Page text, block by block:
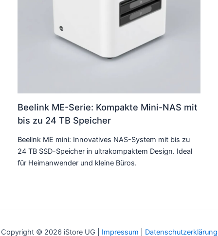
Beelink ME-Serie: Kompakte Mini-NAS mit
bis zu 24 TB Speicher
Beelink ME mini: Innovatives NAS-System mit bis zu
24 TB SSD-Speicher in ultrakompaktem Design. Ideal
für Heimanwender und kleine Büros.
Copyright © 2026 iStore UG | Impressum Datenschutzerklärung